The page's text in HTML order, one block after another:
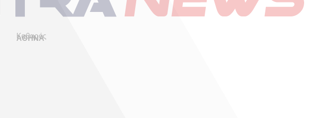
Καθαρός